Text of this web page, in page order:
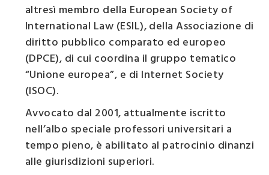
altresì membro della European Society of
International Law (ESIL), della Associazione di
diritto pubblico comparato ed europeo
(DPCE), di cui coordina il gruppo tematico
“Unione europea”, e di Internet Society
(ISOC).
Avvocato dal 2001, attualmente iscritto
nell’albo speciale professori universitari a
tempo pieno, è abilitato al patrocinio dinanzi
alle giurisdizioni superiori.